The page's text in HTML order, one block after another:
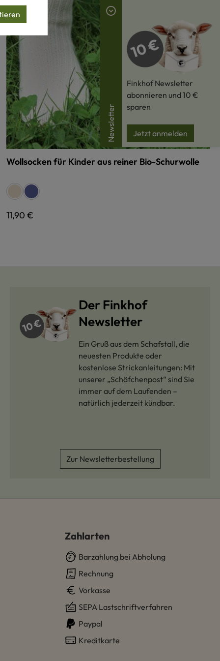
Wollsocken für Kinder aus reiner Bio-Schurwolle
Farbeauswählen
naturweiß
blau
Regulärer Preis:
11,90 €
Der Finkhof
Newsletter
Ein Gruß aus dem Schafstall, die
neuesten Produkte oder
kostenlose Strickanleitungen: Mit
unserer „Schäfchenpost“ sind Sie
immer auf dem Laufenden –
natürlich jederzeit kündbar.
Zur Newsletterbestellung
Zahlarten
Barzahlung bei Abholung
Rechnung
Vorkasse
SEPA Lastschriftverfahren
Paypal
Kreditkarte
Newsletter
Finkhof Newsletter
abonnieren und 10 €
sparen
Jetzt anmelden